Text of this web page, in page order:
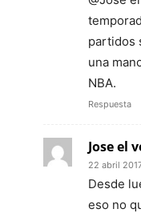
partidos
una
NBA.
Respuesta
Jose el
22 abril
Desde
eso no